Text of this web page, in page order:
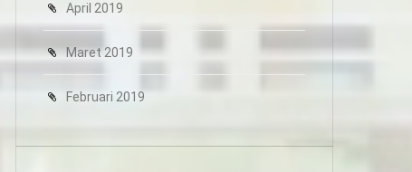
April 2019
Maret 2019
Februari 2019